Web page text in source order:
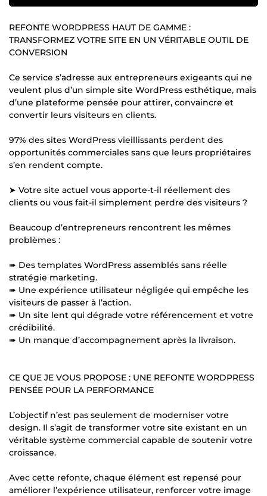
REFONTE WORDPRESS HAUT DE GAMME :
TRANSFORMEZ VOTRE SITE EN UN VÉRITABLE OUTIL DE
CONVERSION
Ce service s’adresse aux entrepreneurs exigeants qui ne
veulent plus d’un simple site WordPress esthétique, mais
d’une plateforme pensée pour attirer, convaincre et
convertir leurs visiteurs en clients.
97% des sites WordPress vieillissants perdent des
opportunités commerciales sans que leurs propriétaires
s’en rendent compte.
➤ Votre site actuel vous apporte-t-il réellement des
clients ou vous fait-il simplement perdre des visiteurs ?
Beaucoup d’entrepreneurs rencontrent les mêmes
problèmes :
➠ Des templates WordPress assemblés sans réelle
stratégie marketing.
➠ Une expérience utilisateur négligée qui empêche les
visiteurs de passer à l’action.
➠ Un site lent qui dégrade votre référencement et votre
crédibilité.
➠ Un manque d’accompagnement après la livraison.
CE QUE JE VOUS PROPOSE : UNE REFONTE WORDPRESS
PENSÉE POUR LA PERFORMANCE
L’objectif n’est pas seulement de moderniser votre
design. Il s’agit de transformer votre site existant en un
véritable système commercial capable de soutenir votre
croissance.
Avec cette refonte, chaque élément est repensé pour
améliorer l’expérience utilisateur, renforcer votre image